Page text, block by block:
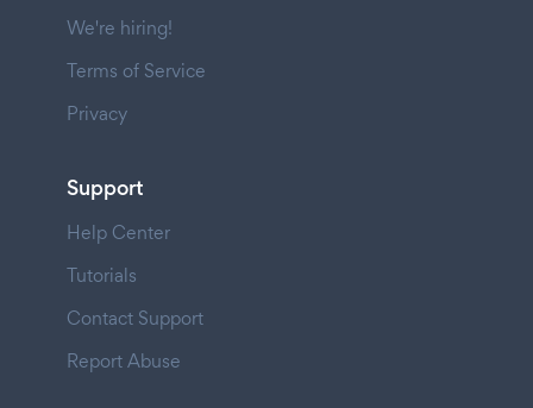
We're hiring!
Terms of Service
Privacy
Support
Help Center
Tutorials
Contact Support
Report Abuse